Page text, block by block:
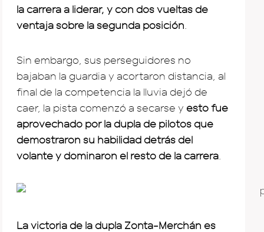
la carrera a liderar, y con dos vueltas de
ventaja sobre la segunda posición
Sin embargo, sus perseguidores no
bajaban la guardia y acortaron distancia, al
final de la competencia la lluvia dejó de
caer, la pista comenzó a secarse y esto fue
aprovechado por la dupla de pilotos que
demostraron su habilidad detrás del
volante y dominaron el resto de la carrera
La victoria de la dupla Zonta-Merchán es